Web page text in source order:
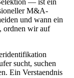
— ist ein
M&A-
und wann ein
ordnen wir auf
sucht, suchen
Ein Verstaendnis